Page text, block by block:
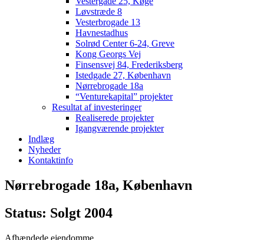
Løvstræde 8
Vesterbrogade 13
Havnestadhus
Solrød Center 6-24, Greve
Kong Georgs Vej
Finsensvej 84, Frederiksberg
Istedgade 27, København
Nørrebrogade 18a
“Venturekapital” projekter
Resultat af investeringer
Realiserede projekter
Igangværende projekter
Indlæg
Nyheder
Kontaktinfo
Nørrebrogade 18a, København
Status: Solgt 2004
Afhændede ejendomme